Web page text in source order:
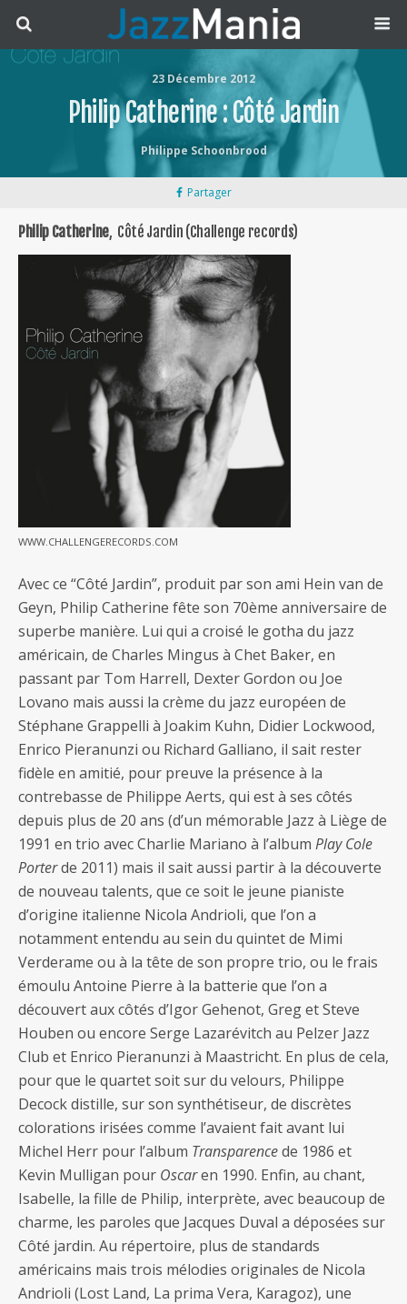
23 Décembre 2012
Philip Catherine : Côté Jardin
Philippe Schoonbrood
Partager
Philip Catherine, Côté Jardin (Challenge records)
WWW.CHALLENGERECORDS.COM
Avec ce “Côté Jardin”, produit par son ami Hein van de
Geyn, Philip Catherine fête son 70ème anniversaire de
superbe manière. Lui qui a croisé le gotha du jazz
américain, de Charles Mingus à Chet Baker, en
passant par Tom Harrell, Dexter Gordon ou Joe
Lovano mais aussi la crème du jazz européen de
Stéphane Grappelli à Joakim Kuhn, Didier Lockwood,
Enrico Pieranunzi ou Richard Galliano, il sait rester
fidèle en amitié, pour preuve la présence à la
contrebasse de Philippe Aerts, qui est à ses côtés
depuis plus de 20 ans (d’un mémorable Jazz à Liège de
1991 en trio avec Charlie Mariano à l’album Play Cole
Porterde 2011) mais il sait aussi partir à la découverte
de nouveau talents, que ce soit le jeune pianiste
d’origine italienne Nicola Andrioli, que l’on a
notamment entendu au sein du quintet de Mimi
Verderame ou à la tête de son propre trio, ou le frais
émoulu Antoine Pierre à la batterie que l’on a
découvert aux côtés d’Igor Gehenot, Greg et Steve
Houben ou encore Serge Lazarévitch au Pelzer Jazz
Club et Enrico Pieranunzi à Maastricht. En plus de cela,
pour que le quartet soit sur du velours, Philippe
Decock distille, sur son synthétiseur, de discrètes
colorations irisées comme l’avaient fait avant lui
Michel Herr pour l’album Transparencede 1986 et
Kevin Mulligan pour Oscaren 1990. Enfin, au chant,
Isabelle, la fille de Philip, interprète, avec beaucoup de
charme, les paroles que Jacques Duval a déposées sur
Côté jardin. Au répertoire, plus de standards
américains mais trois mélodies originales de Nicola
Andrioli (Lost Land, La prima Vera, Karagoz), une